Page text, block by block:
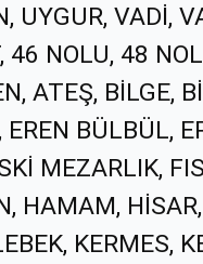
UYGUR, VADİ,
46 NOLU, 48
ATEŞ, BİLGE,
BÜLBÜL,
MEZARLIK,
HAMAM,
KERMES,